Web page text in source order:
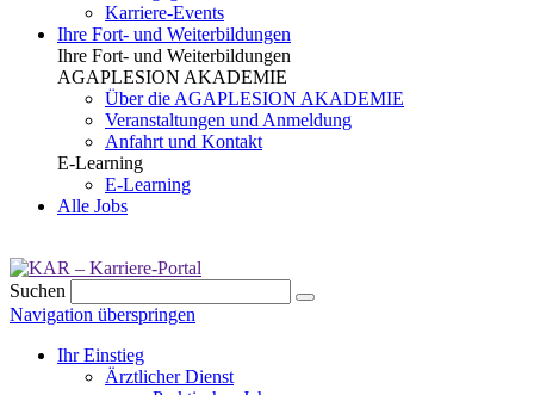
Karriere-Events
Ihre Fort- und Weiterbildungen
Ihre Fort- und Weiterbildungen
AGAPLESION AKADEMIE
Über die AGAPLESION AKADEMIE
Veranstaltungen und Anmeldung
Anfahrt und Kontakt
E-Learning
E-Learning
Alle Jobs
Suchen
Navigation überspringen
Ihr Einstieg
Ärztlicher Dienst